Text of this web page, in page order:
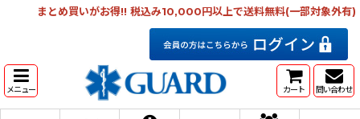
まとめ買いがお得!! 税込み10,000円以上で送料無料(一部対象外有)
メニュー カート 問い合わせ